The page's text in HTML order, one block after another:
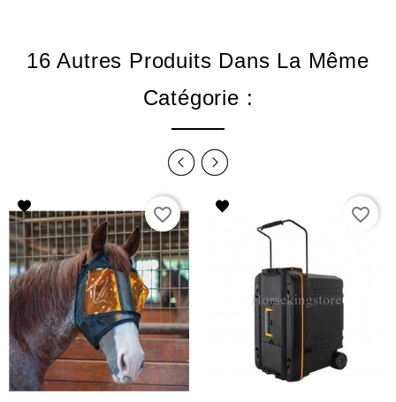
16 Autres Produits Dans La Même
Catégorie :
favorite_border favorite_border